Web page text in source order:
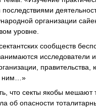
организации
уровне.
сообществ
исследователи
ним…»
что секты якобы мешают
об опасности